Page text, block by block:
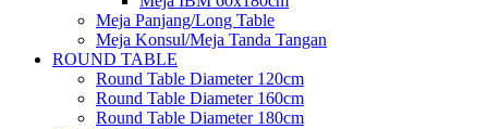
Meja Panjang/Long Table
Meja Konsul/Meja Tanda Tangan
ROUND TABLE
Round Table Diameter 120cm
Round Table Diameter 160cm
Round Table Diameter 180cm